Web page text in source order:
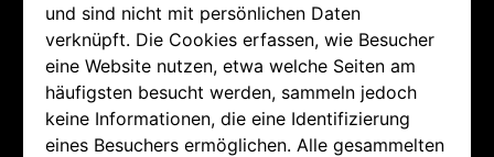
und sind nicht mit persönlichen Daten
verknüpft. Die Cookies erfassen, wie Besucher
eine Website nutzen, etwa welche Seiten am
häufigsten besucht werden, sammeln jedoch
keine Informationen, die eine Identifizierung
eines Besuchers ermöglichen. Alle gesammelten